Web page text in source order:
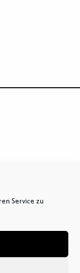
Service zu